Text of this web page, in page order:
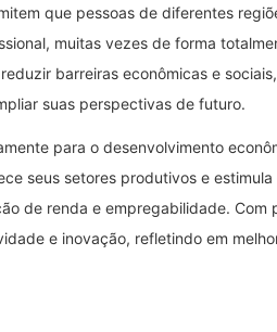
que pessoas de diferentes
muitas vezes de forma
barreiras econômicas e
suas perspectivas de futuro.
para o desenvolvimento
seus setores produtivos e estimula
de renda e empregabilidade. Com
e inovação, refletindo em